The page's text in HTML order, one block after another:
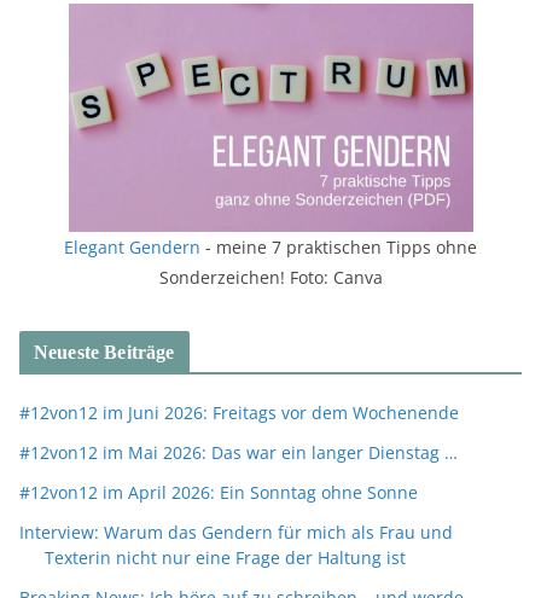
Elegant Gendern - meine 7 praktischen Tipps ohne
Sonderzeichen! Foto: Canva
Neueste Beiträge
#12von12 im Juni 2026: Freitags vor dem Wochenende
#12von12 im Mai 2026: Das war ein langer Dienstag …
#12von12 im April 2026: Ein Sonntag ohne Sonne
Interview: Warum das Gendern für mich als Frau und
Texterin nicht nur eine Frage der Haltung ist